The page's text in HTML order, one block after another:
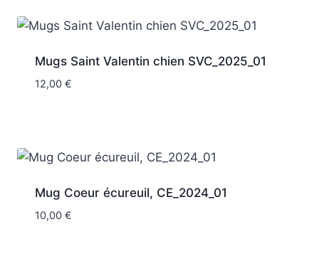
Mugs Saint Valentin chien SVC_2025_01
12,00 €
Mug Coeur écureuil, CE_2024_01
10,00 €